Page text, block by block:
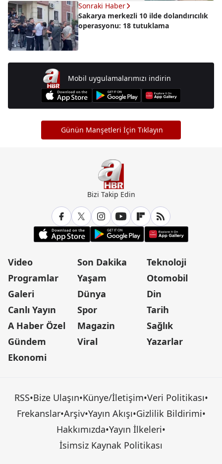
Sonraki Haber
Sakarya merkezli 10 ilde dolandırıcılık
operasyonu: 18 tutuklama
Mobil uygulamalarımızı indirin
Günün Manşetleri İçin Tıklayın
Bizi Takip Edin
Video
Programlar
Galeri
Canlı Yayın
A Haber Özel
Gündem
Ekonomi
Son Dakika
Yaşam
Dünya
Spor
Magazin
Viral
Teknoloji
Otomobil
Din
Tarih
Sağlık
Yazarlar
RSS•Bize Ulaşın•Künye/İletişim•Veri Politikası•
Frekanslar•Arşiv•Yayın Akışı•Gizlilik Bildirimi•
Hakkımızda•Yayın İlkeleri•
İsimsiz Kaynak Politikası